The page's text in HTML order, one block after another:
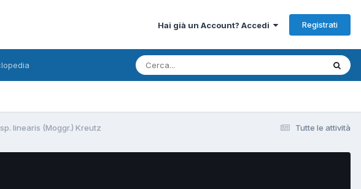
Hai già un Account? Accedi Registrati
Tutte le attività
linearis (Moggr.) Kreutz